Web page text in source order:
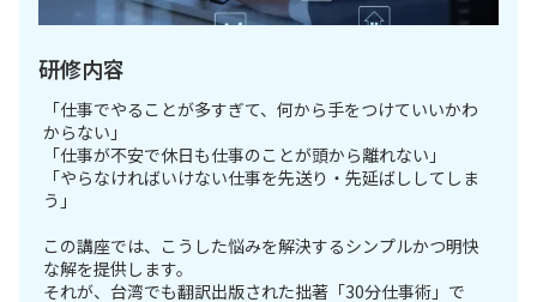
研修内容
「仕事でやることが多すぎて、何から手をつけていいかわ
からない」
「仕事が不安で休日も仕事のことが頭から離れない」
「やらなければいけない仕事を先送り・先延ばししてしま
う」
この講座では、こうした悩みを解決するシンプルかつ明快
な解を提供します。
それが、台湾でも翻訳出版された拙著「30分仕事術」で